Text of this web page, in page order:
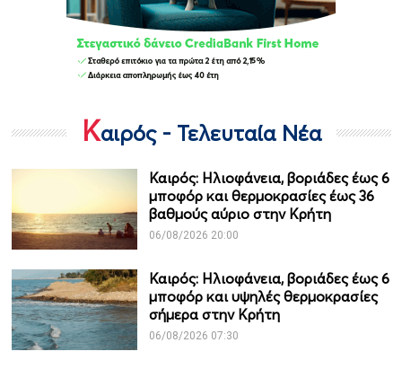
Καιρός - Τελευταία Νέα
Καιρός: Ηλιοφάνεια, βοριάδες έως 6
μποφόρ και θερμοκρασίες έως 36
βαθμούς αύριο στην Κρήτη
06/08/2026 20:00
Καιρός: Ηλιοφάνεια, βοριάδες έως 6
μποφόρ και υψηλές θερμοκρασίες
σήμερα στην Κρήτη
06/08/2026 07:30